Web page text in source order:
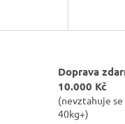
Doprava
10.000 Kč
(nevztahuje se
40kg+)